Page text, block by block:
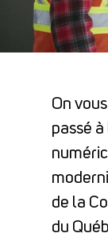
On
passé à
de la
du